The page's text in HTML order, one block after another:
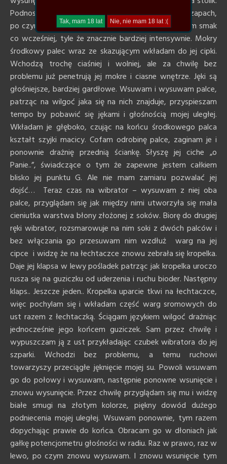
Podnoszę palca do nosa, wącham jego intensywny zapach,
po czym przesuwam po nim językiem czując ten sam smak
co wcześniej, tyle że znacznie bardziej intensywnie. Mokry
środkowy palec wraz ze skazującym wkładam do jej cipki.
Wchodzą trochę ciaśniej i wolniej, ale za chwilę bez
problemu już penetrują jej mokre i ciasne wnętrze. Jęki są
głośniejsze, bardziej gardłowe. Wsuwam i wysuwam palce,
patrząc na wilgoć jaka się na nich znajduje, przyspieszam
tempo by pobawić się jękami i głośnością mojej uległej.
Wkładam je głęboko, czując na końcu środkowego palca
kształt szyjki macicy. Cofam odrobinę palce, zaginam je i
ponownie drażnię przednią ściankę. Słyszę jej ciche „o
Panie..”, świadczące o tym że zapewne jestem całkiem
blisko jej punktu G. Ale nie mam zamiaru pozwalać jej
dojść… Teraz czas na wibrator – wysuwam z niej oba
palce, przyglądam się jak między nimi utworzyła się mała
cieniutka warstwa błony złożonej z soków. Biorę do drugiej
ręki wibrator, rozsmarowuje na nim soki z dwóch palców i
bez włączania go przesuwam nim wzdłuż warg na jej
cipce i widzę że na łechtaczce znowu zebrała się kropelka.
Daje jej klapsa w lewy pośladek patrząc jak kropelka uroczo
rusza się na guziczku od uderzenia i ruchu bioder. Następny
klaps.. Jeszcze jeden.. Kropelka uparcie tkwi na łechtaczce,
więc pochylam się i wkładam część warg sromowych do
ust razem z łechtaczką. Ściągam językiem wilgoć drażniąc
jednocześnie jego końcem guziczek. Sam przez chwilę i
wypuszczam ją z ust przykładając czubek wibratora do jej
szparki. Wchodzi bez problemu, a temu ruchowi
towarzyszy przeciągłe jęknięcie mojej su. Powoli wsuwam
go do połowy i wysuwam, następnie ponowne wsunięcie i
znowu wysunięcie. Przez chwilę przyglądam się mu i widzę
białe smugi na złotym kolorze, piękny dowód dużego
podniecenia mojej uległej. Wsuwam ponownie, tym razem
dopychając prawie do końca. Obracam go w dłoniach jak
gałkę potencjometru głośności w radiu. Raz w prawo, raz w
lewo, po czym znowu wysuwam. I znowu wsunięcie tym